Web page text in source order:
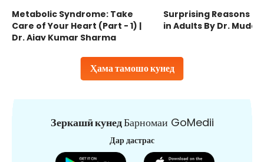
Ҳама тамошо кунед
Metabolic Syndrome: Take
Care of Your Heart (Part - 1) |
Dr. Ajay Kumar Sharma
Surprising Reasons
in Adults By Dr.
Зеркашӣ кунедБарномаи GoMedii
Дар дастрас